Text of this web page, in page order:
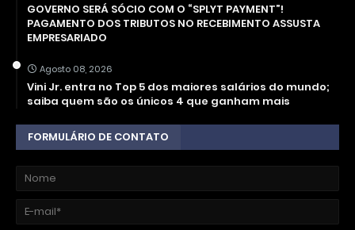
GOVERNO SERÁ SÓCIO COM O “SPLYT PAYMENT”!
PAGAMENTO DOS TRIBUTOS NO RECEBIMENTO ASSUSTA
EMPRESARIADO
Agosto 08, 2026
Vini Jr. entra no Top 5 dos maiores salários do mundo;
saiba quem são os únicos 4 que ganham mais
FORMULÁRIO DE CONTATO